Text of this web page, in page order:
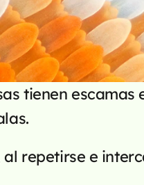
tienen escamas
al repetirse e